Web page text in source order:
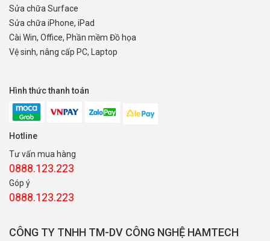
Sửa chữa Surface
Sửa chữa iPhone, iPad
Cài Win, Office, Phần mềm Đồ họa
Vệ sinh, nâng cấp PC, Laptop
Hình thức thanh toán
Hotline
Tư vấn mua hàng
0888.123.223
Góp ý
0888.123.223
CÔNG TY TNHH TM-DV CÔNG NGHỆ HAMTECH